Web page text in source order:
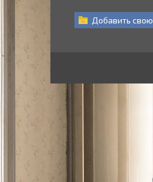
Добавить свою